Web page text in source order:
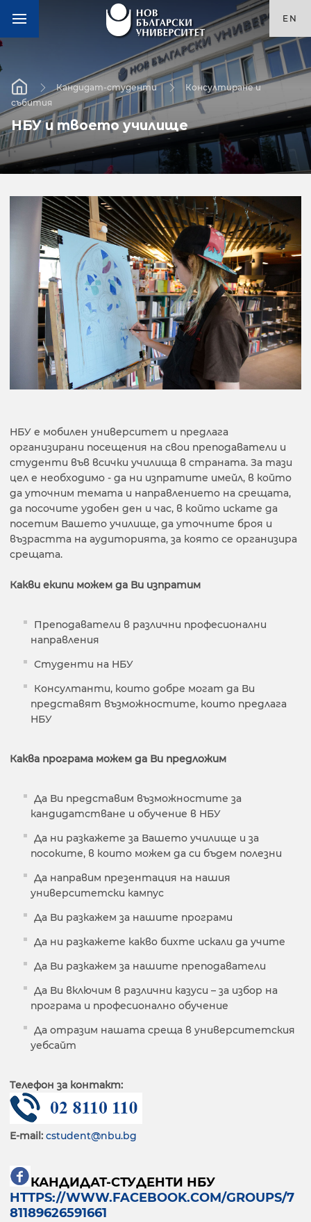
EN
Кандидат-студенти
Консултиране и
събития
НБУ и твоето училище
НБУ е мобилен университет и предлага
организирани посещения на свои преподаватели и
студенти във всички училища в страната. За тази
цел е необходимо - да ни изпратите имейл, в който
да уточним темата и направлението на срещата,
да посочите удобен ден и час, в който искате да
посетим Вашето училище, да уточните броя и
възрастта на аудиторията, за която се организира
срещата.
Какви екипи можем да Ви изпратим
Преподаватели в различни професионални
направления
Студенти на НБУ
Консултанти, които добре могат да Ви
представят възможностите, които предлага
НБУ
Каква програма можем да Ви предложим
Да Ви представим възможностите за
кандидатстване и обучение в НБУ
Да ни разкажете за Вашето училище и за
посоките, в които можем да си бъдем полезни
Да направим презентация на нашия
университетски кампус
Да Ви разкажем за нашите програми
Да ни разкажете какво бихте искали да учите
Да Ви разкажем за нашите преподаватели
Да Ви включим в различни казуси – за избор на
програма и професионално обучение
Да отразим нашата среща в университетския
уебсайт
Tелефон за контакт:
E-mail: cstudent@nbu.bg
КАНДИДАТ-СТУДЕНТИ НБУ
HTTPS://WWW.FACEBOOK.COM/GROUPS/7
81189626591661